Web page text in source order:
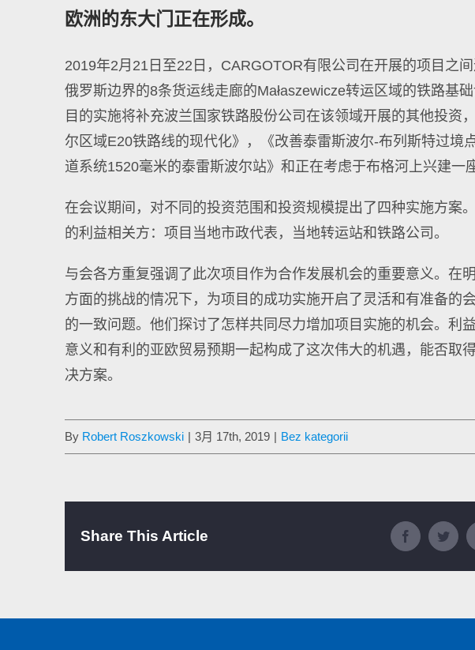
欧洲的东大门正在形成。
2019年2月21日至22日，CARGOTOR有限公司在开展的项目之
俄罗斯边界的8条货运线走廊的Małaszewicze转运区域的铁路基
目的实施将补充波兰国家铁路股份公司在该领域开展的其他投资
尔区域E20铁路线的现代化》，《改善泰雷斯波尔-布列斯特过境
道系统1520毫米的泰雷斯波尔站》和正在考虑于布格河上兴建一
在会议期间，对不同的投资范围和投资规模提出了四种实施方案
的利益相关方：项目当地市政代表，当地转运站和铁路公司。
与会各方重复强调了此次项目作为合作发展机会的重要意义。在
方面的挑战的情况下，为项目的成功实施开启了灵活和有准备的
的一致问题。他们探讨了怎样共同尽力增加项目实施的机会。利
意义和有利的亚欧贸易预期一起构成了这次伟大的机遇，能否取
决方案。
By Robert Roszkowski | 3月 17th, 2019 | Bez kategorii
Share This Article Facebook